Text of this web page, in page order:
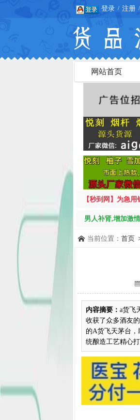
登录 / 注册 /
网站首页
【秒到网】为急
男人补肾,增加激
当前位置： 首页
内容摘要： a货飞
收获了众多酒友
的A货飞天茅台
统酿造工艺精心